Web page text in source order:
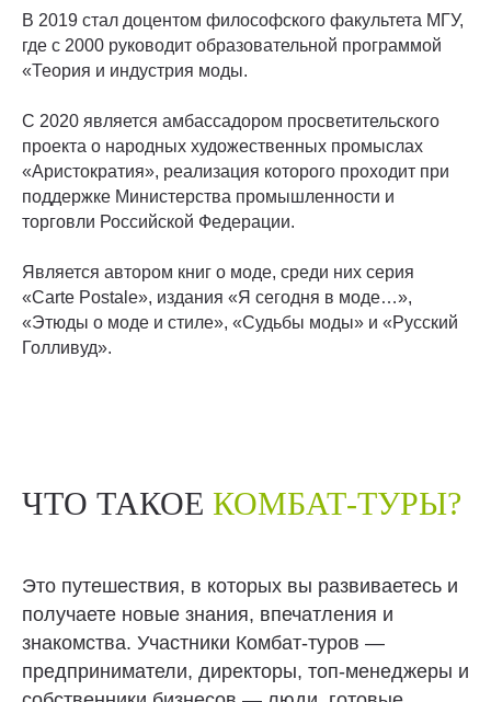
В 2019 стал доцентом философского факультета МГУ,
где с 2000 руководит образовательной программой
«Теория и индустрия моды.
С 2020 является амбассадором просветительского
проекта о народных художественных промыслах
«Аристократия», реализация которого проходит при
поддержке Министерства промышленности и
торговли Российской Федерации.
Является автором книг о моде, среди них серия
«Carte Postale», издания «Я сегодня в моде…»,
«Этюды о моде и стиле», «Судьбы моды» и «Русский
Голливуд».
ЧТО ТАКОЕ КОМБАТ-ТУРЫ?
Это путешествия, в которых вы развиваетесь и
получаете новые знания, впечатления и
знакомства. Участники Комбат-туров —
предприниматели, директоры, топ-менеджеры и